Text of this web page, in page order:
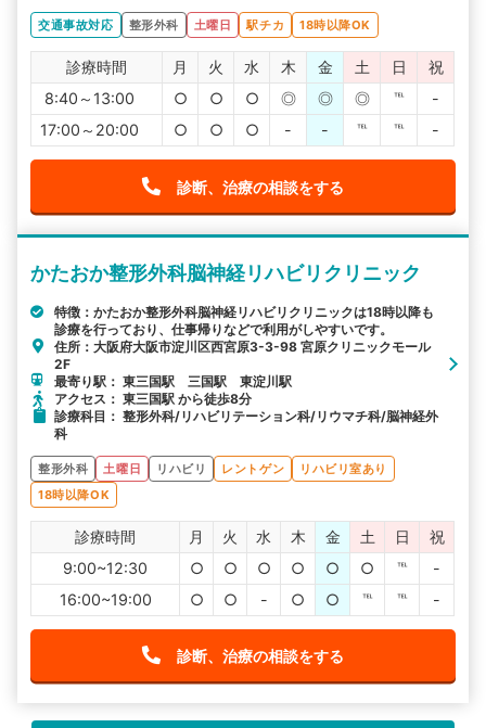
交通事故対応 整形外科 土曜日 駅チカ 18時以降OK
診療時間 月 火 水 木 金 土 日
祝
8:40～13:00
○ ○ ○ ◎ ◎ ◎ ℡
-
17:00～20:00
○ ○ ○ - - ℡ ℡ -
診断、治療の相談をする
かたおか整形外科脳神経リハビリクリニック
特徴：かたおか整形外科脳神経リハビリクリニックは18時以降も
診療を行っており、仕事帰りなどで利用がしやすいです。
住所：大阪府大阪市淀川区西宮原3-3-98 宮原クリニックモール
2F
最寄り駅： 東三国駅 三国駅 東淀川駅
アクセス： 東三国駅 から徒歩8分
診療科目： 整形外科/リハビリテーション科/リウマチ科/脳神経外
科
整形外科 土曜日 リハビリ レントゲン
リハビリ室あり
18時以降OK
診療時間 月 火 水 木 金 土 日
祝
9:00~12:30
○ ○ ○ ○ ○ ○ ℡
-
16:00~19:00
○ ○ - ○ ○ ℡ ℡ -
診断、治療の相談をする